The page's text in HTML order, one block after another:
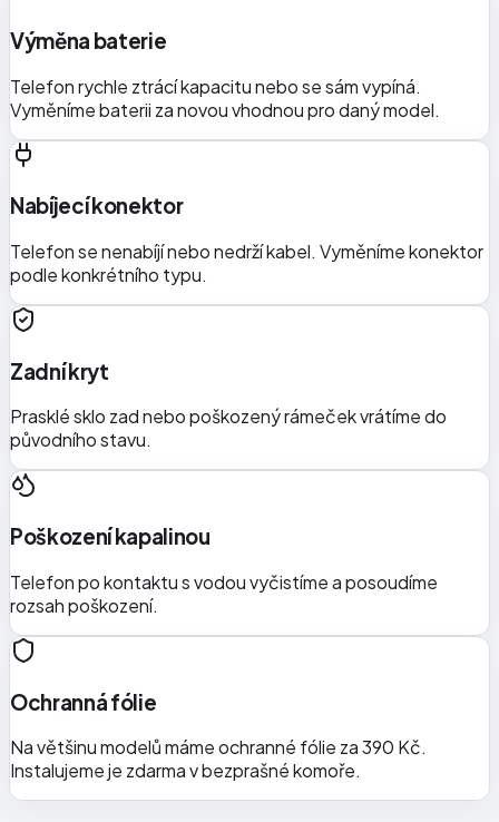
Výměna baterie
Telefon rychle ztrácí kapacitu nebo se sám vypíná.
Vyměníme baterii za novou vhodnou pro daný model.
Nabíjecí konektor
Telefon se nenabíjí nebo nedrží kabel. Vyměníme konektor
podle konkrétního typu.
Zadní kryt
Prasklé sklo zad nebo poškozený rámeček vrátíme do
původního stavu.
Poškození kapalinou
Telefon po kontaktu s vodou vyčistíme a posoudíme
rozsah poškození.
Ochranná fólie
Na většinu modelů máme ochranné fólie za 390 Kč.
Instalujeme je zdarma v bezprašné komoře.